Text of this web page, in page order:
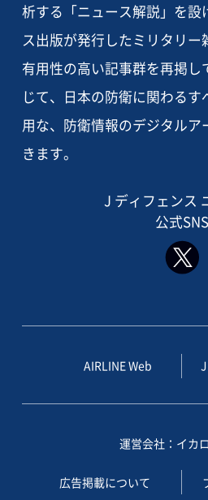
析する「ニュース解説」を設
ス出版が発行したミリタリー
有用性の高い記事群を再掲し
じて、日本の防衛に関わる
用な、防衛情報のデジタルア
きます。
J ディフェンス
公式SNS
AIRLINE Web
運営会社：イカ
広告掲載について